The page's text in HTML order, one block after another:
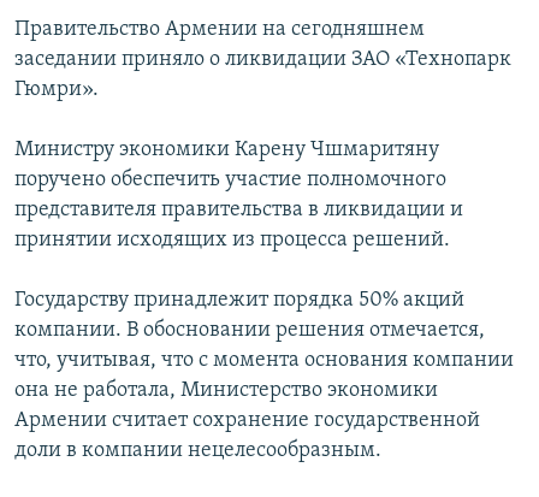
поиску
НАГОРНЫЙ КАРАБАХ
КУЛЬТУРА
АРХИВ
Հայերեն
Русский
Все сайты Радио Азатутюн
Правительство Армении на сегодняшнем
заседании приняло о ликвидации ЗАО «Технопарк
Гюмри».
Министру экономики Карену Чшмаритяну
поручено обеспечить участие полномочного
представителя правительства в ликвидации и
принятии исходящих из процесса решений.
Государству принадлежит порядка 50% акций
компании. В обосновании решения отмечается,
что, учитывая, что с момента основания компании
она не работала, Министерство экономики
Армении считает сохранение государственной
доли в компании нецелесообразным.